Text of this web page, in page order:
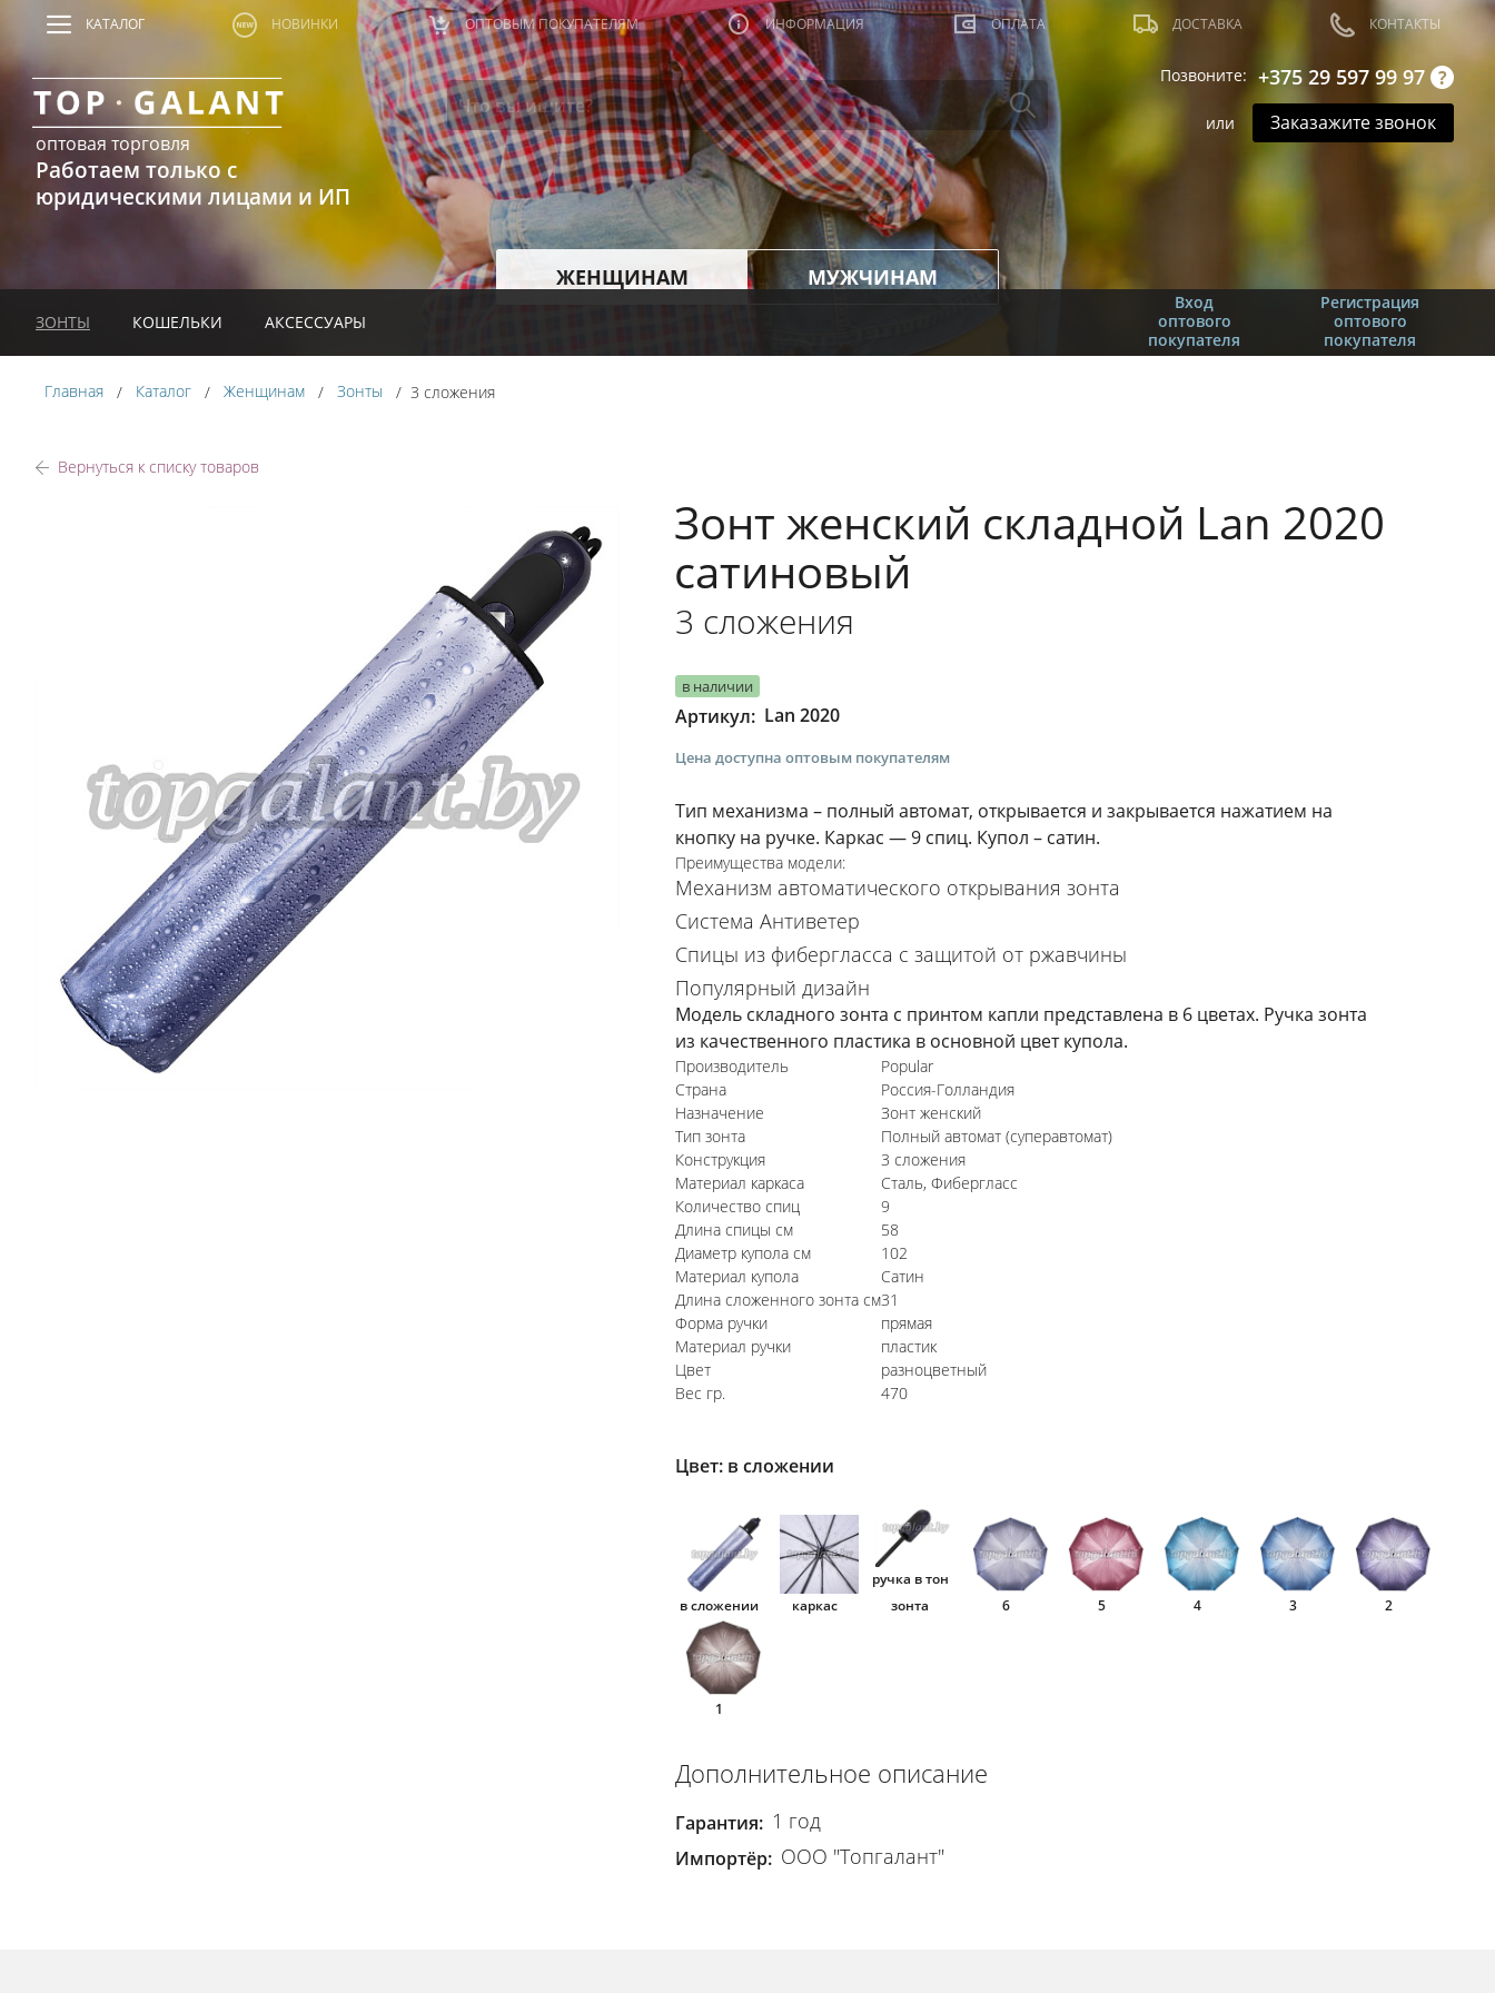
КАТАЛОГ НОВИНКИ ОПТОВЫМ ПОКУПАТЕЛЯМ ИНФОРМАЦИЯ ОПЛАТА ДОСТАВКА КОНТАКТЫ
оптовая торговля
Работаем только с
юридическими лицами и ИП
Позвоните: +375 29 597 99 97
или Заказажите звонок
ЖЕНЩИНАМ МУЖЧИНАМ
ЗОНТЫ КОШЕЛЬКИ АКСЕССУАРЫ
Регистрация
оптового
покупателя
Вход
оптового
покупателя
Главная Каталог Женщинам Зонты 3 сложения
Вернуться к списку товаров
Зонт женский складной Lan 2020
сатиновый
3 сложения
в наличии
Артикул: Lan 2020
Цена доступна оптовым покупателям
Тип механизма – полный автомат, открывается и закрывается нажатием на
кнопку на ручке. Каркас — 9 спиц. Купол – сатин.
Преимущества модели:
Механизм автоматического открывания зонта
Система Антиветер
Спицы из фибергласса с защитой от ржавчины
Популярный дизайн
Модель складного зонта с принтом капли представлена в 6 цветах. Ручка зонта
из качественного пластика в основной цвет купола.
Производитель
Popular
Страна
Россия-Голландия
Назначение
Зонт женский
Тип зонта
Полный автомат (суперавтомат)
Конструкция
3 сложения
Материал каркаса
Сталь, Фибергласс
Количество спиц
9
Длина спицы см
58
Диаметр купола см
102
Материал купола
Сатин
Длина сложенного зонта см31
Форма ручки
прямая
Материал ручки
пластик
Цвет
разноцветный
Вес гр.
470
Цвет: в сложении
в сложении каркас
ручка в тон
зонта
6 5 4 3 2
1
Дополнительное описание
Гарантия: 1 год
Импортёр: ООО "Топгалант"